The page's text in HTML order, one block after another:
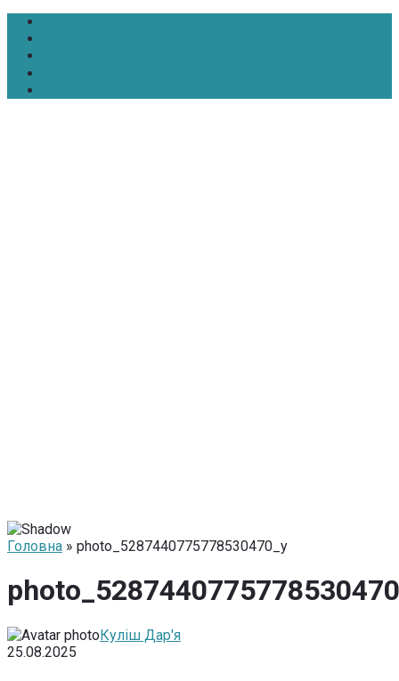
Головна » photo_5287440775778530470_y
Куліш Дар'я
25.08.2025